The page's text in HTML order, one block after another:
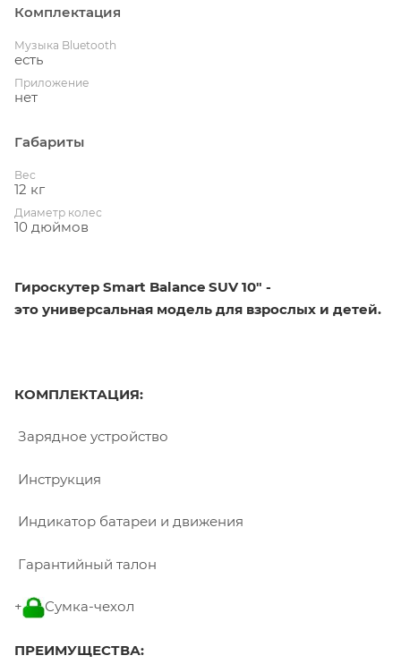
Комплектация
Музыка Bluetooth
есть
Приложение
нет
Габариты
Вес
12 кг
Диаметр колес
10 дюймов
Гироскутер Smart Balance SUV 10" -
это универсальная модель для взрослых и детей.
КОМПЛЕКТАЦИЯ:
Зарядное устройство
Инструкция
Индикатор батареи и движения
Гарантийный талон
+ Сумка-чехол
ПРЕИМУЩЕСТВА: